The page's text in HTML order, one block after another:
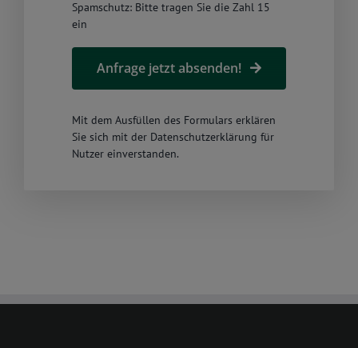
Spamschutz: Bitte tragen Sie die Zahl 15
ein
Anfrage jetzt absenden!
Mit dem Ausfüllen des Formulars erklären
Sie sich mit der Datenschutzerklärung für
Nutzer einverstanden.